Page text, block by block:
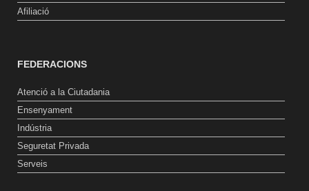
Afiliació
FEDERACIONS
Atenció a la Ciutadania
Ensenyament
Indústria
Seguretat Privada
Serveis